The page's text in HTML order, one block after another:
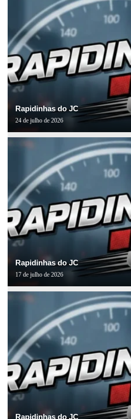
Rapidinhas do JC
24 de julho de 2026
Rapidinhas do JC
17 de julho de 2026
Rapidinhas do JC